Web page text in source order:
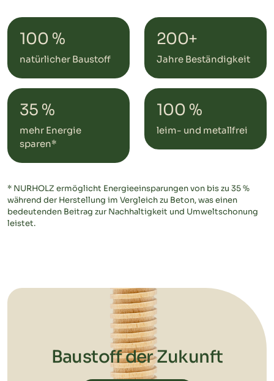
100 %
natürlicher Baustoff
200+
Jahre Beständigkeit
35 %
mehr Energie
sparen*
100 %
leim- und metallfrei
* NURHOLZ ermöglicht Energieeinsparungen von bis zu 35 %
während der Herstellung im Vergleich zu Beton, was einen
bedeutenden Beitrag zur Nachhaltigkeit und Umweltschonung
leistet.
Baustoff der Zukunft